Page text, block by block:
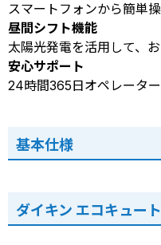
スマートフォンから簡単
昼間シフト機能
太陽光発電を活用して、
安心サポート
24時間365日オペレータ
基本仕様
ダイキン エコキュー